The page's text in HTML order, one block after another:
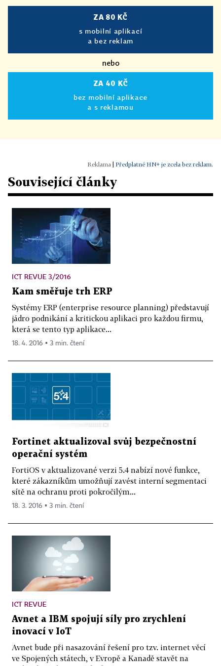
ZA 80 KČ
s mobilní aplikací
a bez reklam
nebo
ZA 40 KČ
bez mobilní aplikace
a s reklamou
Předplatné HN+ je zcela bez reklam.
Související články
ICT REVUE 3/2016
Kam směřuje trh ERP
Systémy ERP (enterprise resource planning) představují
jádro podnikání a kritickou aplikaci pro každou firmu,
která se tento typ aplikace...
18. 4. 2016 ▪ 3 min. čtení
Fortinet aktualizoval svůj bezpečnostní
operační systém
FortiOS v aktualizované verzi 5.4 nabízí nové funkce,
které zákazníkům umožňují zavést interní segmentaci
sítě na ochranu proti pokročilým...
18. 3. 2016 ▪ 3 min. čtení
ICT REVUE
Avnet a IBM spojují síly pro zrychlení
inovací v IoT
Avnet bude při nasazování řešení pro tzv. internet věcí
ve Spojených státech, v Evropě a Kanadě stavět na